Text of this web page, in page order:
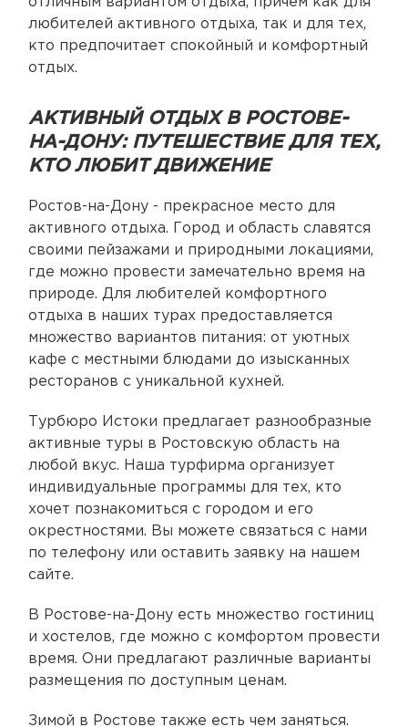
любителей активного отдыха, так и для тех,
кто предпочитает спокойный и комфортный
отдых.
АКТИВНЫЙ ОТДЫХ В РОСТОВЕ-
НА-ДОНУ: ПУТЕШЕСТВИЕ ДЛЯ ТЕХ,
КТО ЛЮБИТ ДВИЖЕНИЕ
Ростов-на-Дону - прекрасное место для
активного отдыха. Город и область славятся
своими пейзажами и природными локациями,
где можно провести замечательно время на
природе. Для любителей комфортного
отдыха в наших турах предоставляется
множество вариантов питания: от уютных
кафе с местными блюдами до изысканных
ресторанов с уникальной кухней.
Турбюро Истоки предлагает разнообразные
активные туры в Ростовскую область на
любой вкус. Наша турфирма организует
индивидуальные программы для тех, кто
хочет познакомиться с городом и его
окрестностями. Вы можете связаться с нами
по телефону или оставить заявку на нашем
сайте.
В Ростове-на-Дону есть множество гостиниц
и хостелов, где можно с комфортом провести
время. Они предлагают различные варианты
размещения по доступным ценам.
Зимой в Ростове также есть чем заняться.